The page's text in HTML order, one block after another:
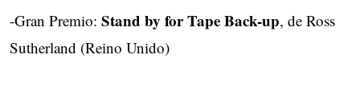
-Gran Premio: Stand by for Tape Back-up, de Ross
Sutherland (Reino Unido)